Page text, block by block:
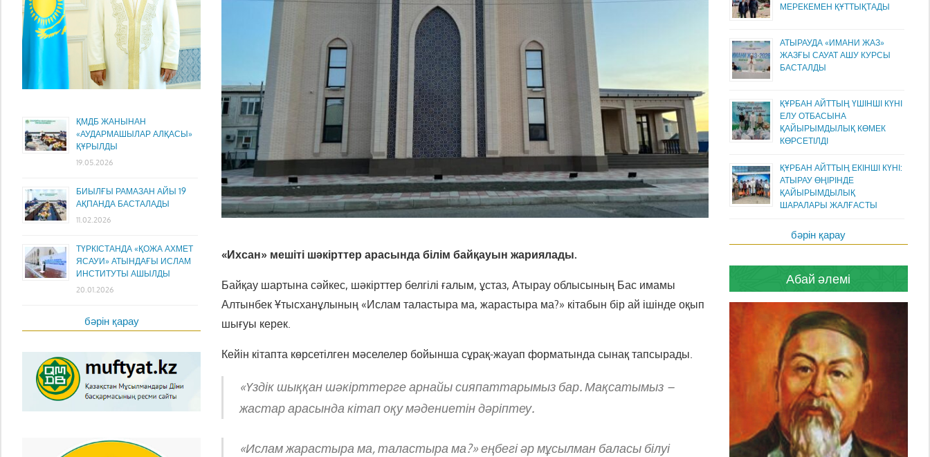
«Ихсан» мешіті шәкірттер арасында білім байқауын жариялады.
Байқау шартына сәйкес, шәкірттер белгілі ғалым, ұстаз, Атырау облысының Бас имамы
Алтынбек Ұтысханұлының «Ислам таластыра ма, жарастыра ма?» кітабын бір ай ішінде оқып
шығуы керек.
Кейін кітапта көрсетілген мәселелер бойынша сұрақ-жауап форматында сынақ тапсырады.
«Үздік шыққан шәкірттерге арнайы сияпаттарымыз бар. Мақсатымыз –
жастар арасында кітап оқу мәдениетін дәріптеу.
«Ислам жарастыра ма, таластыра ма?» еңбегі әр мұсылман баласы білуі
ҚМДБ ЖАНЫНАН
«АУДАРМАШЫЛАР АЛҚАСЫ»
ҚҰРЫЛДЫ
19.05.2026
БИЫЛҒЫ РАМАЗАН АЙЫ 19
АҚПАНДА БАСТАЛАДЫ
11.02.2026
ТҮРКІСТАНДА «ҚОЖА АХМЕТ
ЯСАУИ» АТЫНДАҒЫ ИСЛАМ
ИНСТИТУТЫ АШЫЛДЫ
20.01.2026
бәрін қарау
МЕРЕКЕМЕН ҚҰТТЫҚТАДЫ
АТЫРАУДА «ИМАНИ ЖАЗ»
ЖАЗҒЫ САУАТ АШУ КУРСЫ
БАСТАЛДЫ
ҚҰРБАН АЙТТЫҢ ҮШІНШІ КҮНІ
ЕЛУ ОТБАСЫНА
ҚАЙЫРЫМДЫЛЫҚ КӨМЕК
КӨРСЕТІЛДІ
ҚҰРБАН АЙТТЫҢ ЕКІНШІ КҮНІ:
АТЫРАУ ӨҢІРІНДЕ
ҚАЙЫРЫМДЫЛЫҚ
ШАРАЛАРЫ ЖАЛҒАСТЫ
бәрін қарау
Абай әлемі